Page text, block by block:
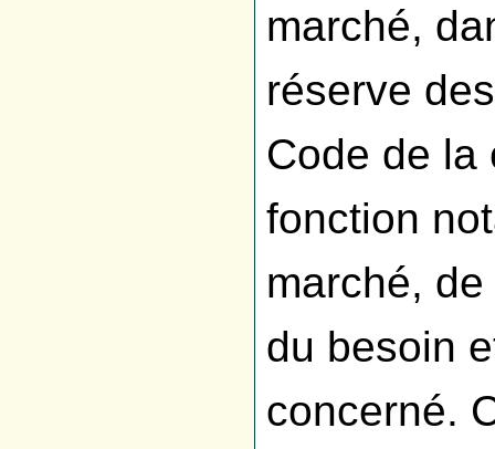
marché,
réserve
Code de la
fonction
marché,
du besoin
concerné.